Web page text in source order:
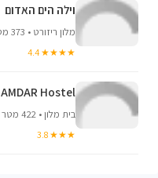
וילה הים האדום
מלון ריזורט • 373 מטר
★★★★ 4.4
AMDAR Hostel- אכסניית אמדר
בית מלון • 422 מטר
★★★ 3.8